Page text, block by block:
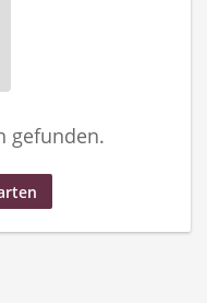
gefunden.